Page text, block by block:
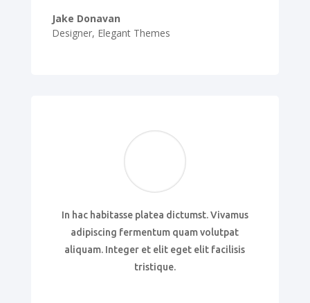
Jake Donavan
Designer, Elegant Themes
In hac habitasse platea dictumst. Vivamus
adipiscing fermentum quam volutpat
aliquam. Integer et elit eget elit facilisis
tristique.